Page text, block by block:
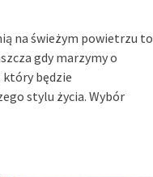
na świeżym powietrzu to
gdy marzymy o
będzie
stylu życia. Wybór